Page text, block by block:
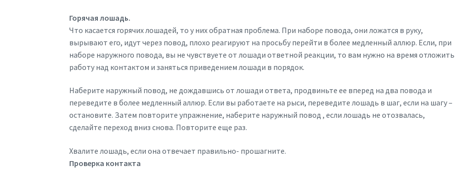
Горячая лошадь.
Что касается горячих лошадей, то у них обратная проблема. При наборе повода, они ложатся в руку,
вырывают его, идут через повод, плохо реагируют на просьбу перейти в более медленный аллюр. Если, при
наборе наружного повода, вы не чувствуете от лошади ответной реакции, то вам нужно на время отложить
работу над контактом и заняться приведением лошади в порядок.
Наберите наружный повод, не дождавшись от лошади ответа, продвиньте ее вперед на два повода и
переведите в более медленный аллюр. Если вы работаете на рыси, переведите лошадь в шаг, если на шагу –
остановите. Затем повторите упражнение, наберите наружный повод , если лошадь не отозвалась,
сделайте переход вниз снова. Повторите еще раз.
Хвалите лошадь, если она отвечает правильно- прошагните.
Проверка контакта